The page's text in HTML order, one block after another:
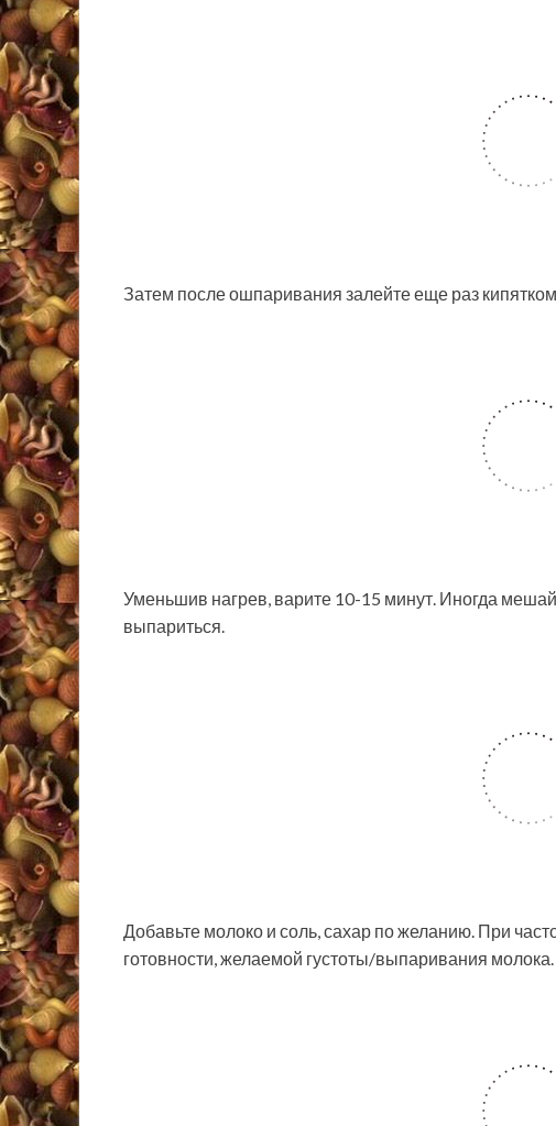
Затем после ошпаривания залейте еще раз кипятком.
Уменьшив нагрев, варите 10-15 минут. Иногда
выпариться.
Добавьте молоко и соль, сахар по желанию. При
готовности, желаемой густоты/выпаривания молока.